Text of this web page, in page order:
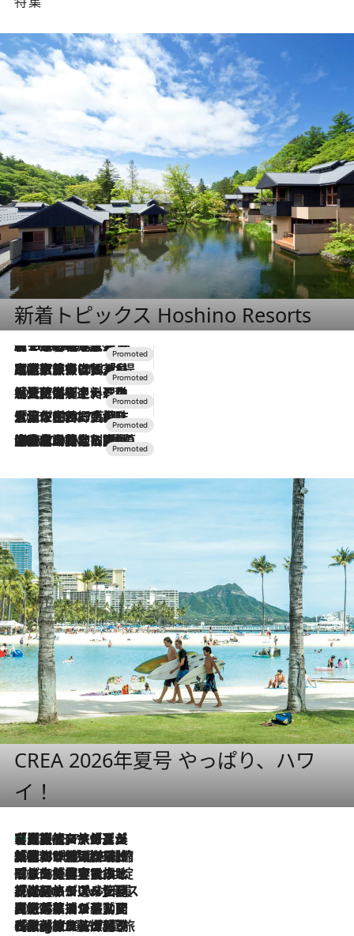
新着トピックス Hoshino Resorts
2026.8.7
【トンボの足水浴】ヒノキの香りに包まれて涼感マックス！約13℃の湧水かけ流しを避暑地「星野温泉 トンボの湯」で体験
2026.7.31
【ホテル帰省】という選択肢をOMOが提案。家族とほどよい距離を保つには「昼は実家、夜は気兼ねなくホテルで！」
2026.7.24
【夏限定ディナーコース】旬を迎える稚鮎や花ズッキーニなどをイタリア・トスカーナの郷土料理の手法で満喫！
2026.7.17
「土佐和ハーブかき氷」がOMO7高知に登場！生姜、山椒、大葉など目にも舌にも涼を呼ぶ郷土の味
2026.7.10
NEW OPEN！【界 草津】名湯の地に誕生。趣の異なる2種の温泉と上州ならではの会席・蕎麦割烹など美食を味わう究極の癒やし旅
CREA 2026年夏号 やっぱり、ハワ
イ！
2026.8.7
【厳選旅コスメ】「多機能アイテムがメイン！」旅好き美容エディターが選んだ夏旅ベストコスメを発表【Mサイズジップ】
2026.8.6
「荷物が増えるほど旅ストレスは増す」美容ジャーナリストがたどり着いた最終結論。“化粧品を劇的に減らす”感動の凝縮美容とは
2026.8.6
「旅先には金髪ウィッグを持参」日本と同じメイクでは損してる!? 美容ジャーナリストが提案する“掟破りの旅美容”とは
2026.8.6
【厳選旅コスメ】「身軽さ＆UV対策重視！」ヘアアーティストshucoが選んだ夏旅ベストコスメを発表【Mサイズジップ】
2026.8.5
【厳選旅コスメ】国内をあちこち移動する河井菜摘が選んだ夏旅ベストコスメ発表！「リラックスアイテムはマスト」【Mサイズジップ】
2026.8.4
【厳選旅コスメ】「紫外線＆乾燥対策しながらメイク感も！」ヘア＆メイクGeorgeが選んだ夏旅ベストコスメを発表！【Mサイズジップ】